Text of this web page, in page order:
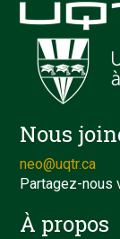
Nous
neo@uqtr.ca
Partagez-nous
À propos